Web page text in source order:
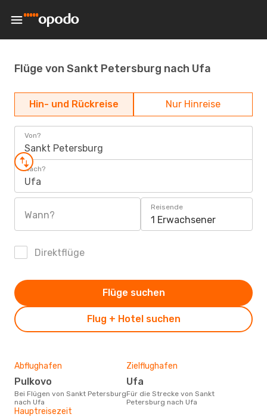
Flüge von Sankt Petersburg nach Ufa
Hin- und Rückreise Nur Hinreise
Von?
Sankt Petersburg
Nach?
Ufa
Wann?
Reisende
1 Erwachsener
Direktflüge
Flug + Hotel suchen
Flüge suchen
Abflughafen
Pulkovo
Bei Flügen von Sankt Petersburg
nach Ufa
Zielflughafen
Ufa
Für die Strecke von Sankt
Petersburg nach Ufa
Hauptreisezeit